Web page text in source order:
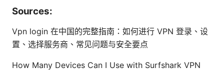
Sources:
Vpn login 在中国的完整指南：如何进行 VPN 登录、设
置、选择服务商、常见问题与安全要点
How Many Devices Can I Use with Surfshark VPN